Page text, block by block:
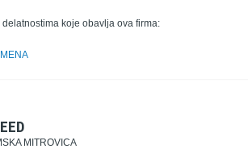
delatnostima koje obavlja ova firma:
MITROVICA